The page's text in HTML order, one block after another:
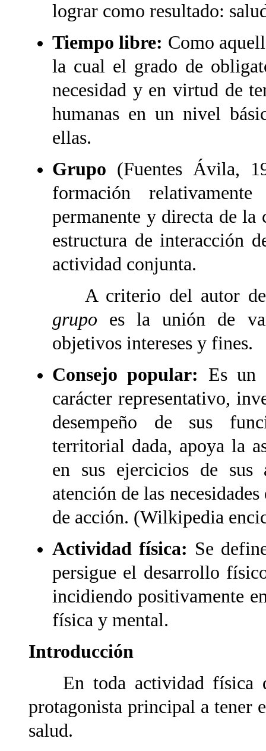
lograr como resultado:
Tiempo libre: Como
la cual el grado de
necesidad y en virtud de
humanas en un nivel
ellas.
Grupo (Fuentes Ávila,
formación
permanente y directa de la
estructura de interacción
actividad conjunta.
A criterio del autor de
grupo es la unión de
objetivos intereses y fines.
Consejo popular: Es un
carácter representativo,
desempeño de sus
territorial dada, apoya la
en sus ejercicios de
atención de las
de acción. (Wilkipedia
Actividad física: Se
persigue el desarrollo
incidiendo positivamente
física y mental.
Introducción
En toda actividad física
protagonista principal a tener
salud.